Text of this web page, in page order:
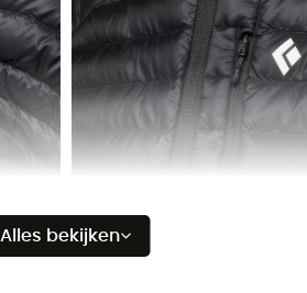
Alles bekijken